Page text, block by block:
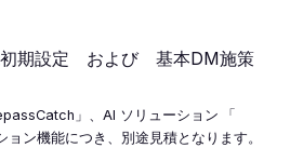
初期設定 および 基本DM施策
」、AI ソリューション
「
ョン機能につき、別途見積となります。